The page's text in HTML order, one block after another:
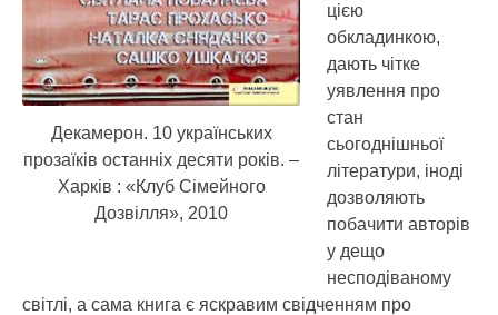
Декамерон. 10 українських
прозаїків останніх десяти років. –
Харків : «Клуб Сімейного
Дозвілля», 2010
цією
обкладинкою,
дають чітке
уявлення про
стан
сьогоднішньої
літератури, іноді
дозволяють
побачити авторів
у дещо
несподіваному
світлі, а сама книга є яскравим свідченням про